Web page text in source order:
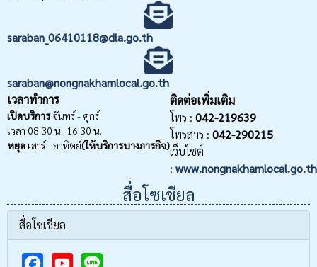
saraban_06410118@dla.go.th
saraban@nongnakhamlocal.go.th
เวลาทำการ
เปิดบริการจันทร์ - ศุกร์
เวลา 08.30 น.-16.30 น.
หยุด เสาร์ - อาทิตย์(ให้บริการบางภารกิจ)
ติดต่อเพิ่มเติม
โทร : 042-219639
โทรสาร : 042-290215
เว็บไซต์
: www.nongnakhamlocal.go.th
สื่อโซเชียล
สื่อโซเชียล